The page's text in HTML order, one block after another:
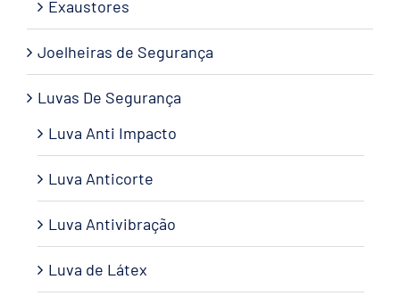
Exaustores
Joelheiras de Segurança
Luvas De Segurança
Luva Anti Impacto
Luva Anticorte
Luva Antivibração
Luva de Látex